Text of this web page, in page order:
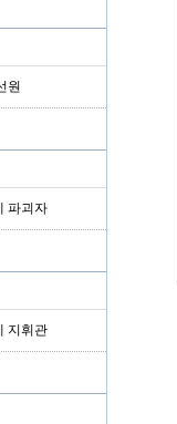
원
파괴자
지휘관